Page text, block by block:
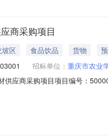
商采购项目
区 食品饮品 货物
招标单位： 重庆市农业
供应商采购项目项目编号：
万元）保证金（万元）中标人